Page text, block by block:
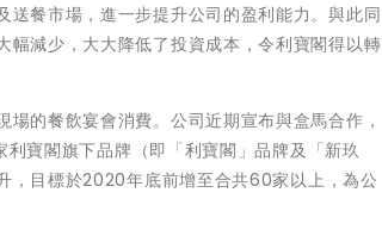
餐市場，進一步提升公司的盈利能力。與此同
減少，大大降低了投資成本，令利寶閣得以轉
的餐飲宴會消費。公司近期宣布與盒馬合作，
寶閣旗下品牌（即「利寶閣」品牌及「新玖
，目標於2020年底前增至合共60家以上，為公